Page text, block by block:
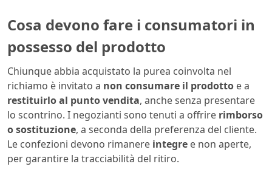
Cosa devono fare i consumatori in
possesso del prodotto
Chiunque abbia acquistato la purea coinvolta nel
richiamo è invitato a non consumare il prodotto e a
restituirlo al punto vendita, anche senza presentare
lo scontrino. I negozianti sono tenuti a offrire rimborso
o sostituzione, a seconda della preferenza del cliente.
Le confezioni devono rimanere integre e non aperte,
per garantire la tracciabilità del ritiro.